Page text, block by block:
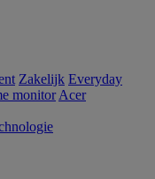
Zakelijk Everyday
monitor Acer